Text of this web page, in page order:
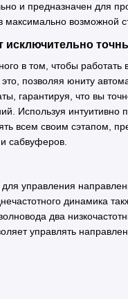
и предназначен для
возможной
исключительно
в том, чтобы
позволяя юниту
гарантируя, что вы
Используя
всем своим сэтапом,
сабвуферов.
управления
динамика
два
управлять